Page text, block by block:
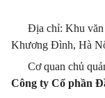
Địa chỉ: Khu văn
Khương Đình, Hà
Cơ quan chủ
Công ty Cổ phần